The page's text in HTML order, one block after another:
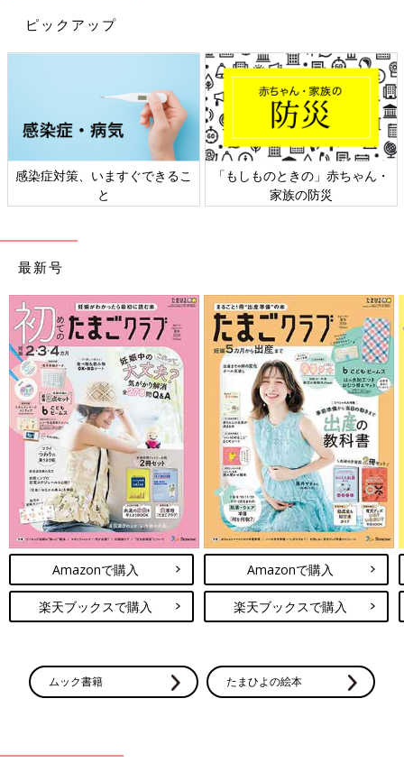
ピックアップ
感染症対策、いますぐできるこ
と
「もしものときの」赤ちゃん・
家族の防災
最新号
Amazonで購入
楽天ブックスで購入
Amazonで購入
楽天ブックスで購入
ムック書籍 たまひよの絵本